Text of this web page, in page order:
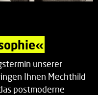
unserer
Ihnen Mechthild
postmoderne